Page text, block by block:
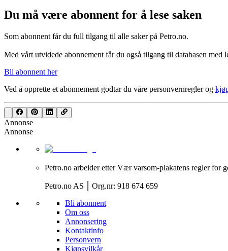
Du må være abonnent for å lese saken
Som abonnent får du full tilgang til alle saker på Petro.no.
Med vårt utvidede abonnement får du også tilgang til databasen
Bli abonnent her
Ved å opprette et abonnement godtar du våre personvernreglerog
Annonse
Annonse
Petro.no arbeider etter Vær varsom-plakatens regler
Petro.no AS ⎮ Org.nr: 918 674 659
Bli abonnent
Om oss
Annonsering
Kontaktinfo
Personvern
Kjøpsvilkår